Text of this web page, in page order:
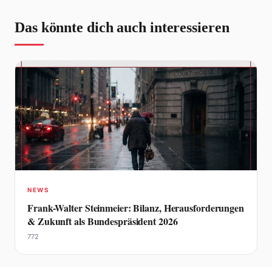
Das könnte dich auch interessieren
NEWS
Frank-Walter Steinmeier: Bilanz, Herausforderungen
& Zukunft als Bundespräsident 2026
772